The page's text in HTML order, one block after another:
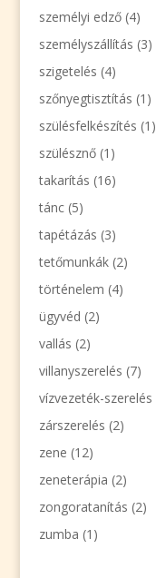
személyi edző(4)
személyszállítás (3)
szigetelés (4)
szőnyegtisztítás (1)
szülésfelkészítés (1)
szülésznő(1)
takarítás (16)
tánc(5)
tapétázás (3)
tetőmunkák(2)
történelem (4)
ügyvéd (2)
vallás (2)
villanyszerelés (7)
vízvezeték-szerelés
zárszerelés (2)
zene (12)
zeneterápia (2)
zongoratanítás (2)
zumba (1)